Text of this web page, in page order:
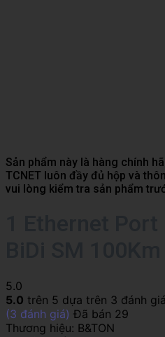
Sản phẩm này là hàng chính
TCNET luôn đầy đủ hộp và
vui lòng kiểm tra sản phẩm
5.0
5.0 trên 5 dựa trên 3 đánh giá
(3 đánh giá) Đã bán 29
Thương hiệu: B&TON